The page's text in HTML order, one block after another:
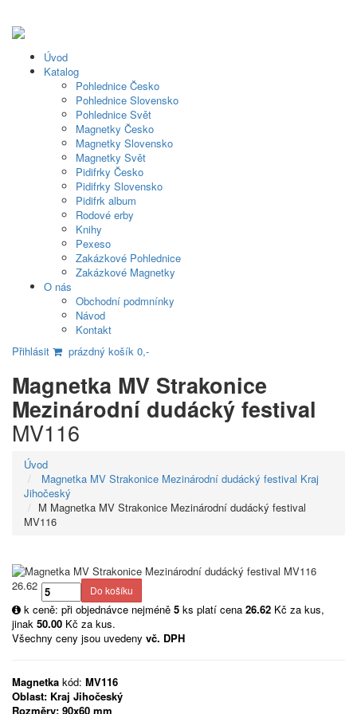
Úvod
Katalog
Pohlednice Česko
Pohlednice Slovensko
Pohlednice Svět
Magnetky Česko
Magnetky Slovensko
Magnetky Svět
Pidifrky Česko
Pidifrky Slovensko
Pidifrk album
Rodové erby
Knihy
Pexeso
Zakázkové Pohlednice
Zakázkové Magnetky
O nás
Obchodní podmnínky
Návod
Kontakt
Přihlásit
prázdný košík 0,-
Magnetka MV Strakonice
Mezinárodní dudácký festival
MV116
Úvod
Magnetka MV Strakonice Mezinárodní dudácký festival Kraj
Jihočeský
M Magnetka MV Strakonice Mezinárodní dudácký festival
MV116
26.62
k ceně: při objednávce nejméně 5 ks platí cena 26.62 Kč za kus,
jinak 50.00 Kč za kus.
Všechny ceny jsou uvedeny vč. DPH
Magnetka kód: MV116
Oblast: Kraj Jihočeský
Rozměry: 90x60 mm